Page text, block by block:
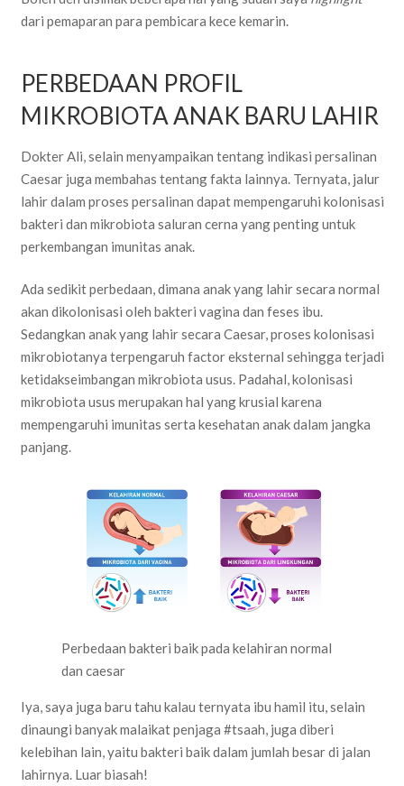
dari pemaparan para pembicara kece kemarin.
PERBEDAAN PROFIL
MIKROBIOTA ANAK BARU LAHIR
Dokter Ali, selain menyampaikan tentang indikasi persalinan
Caesar juga membahas tentang fakta lainnya. Ternyata, jalur
lahir dalam proses persalinan dapat mempengaruhi kolonisasi
bakteri dan mikrobiota saluran cerna yang penting untuk
perkembangan imunitas anak.
Ada sedikit perbedaan, dimana anak yang lahir secara normal
akan dikolonisasi oleh bakteri vagina dan feses ibu.
Sedangkan anak yang lahir secara Caesar, proses kolonisasi
mikrobiotanya terpengaruh factor eksternal sehingga terjadi
ketidakseimbangan mikrobiota usus. Padahal, kolonisasi
mikrobiota usus merupakan hal yang krusial karena
mempengaruhi imunitas serta kesehatan anak dalam jangka
panjang.
Perbedaan bakteri baik pada kelahiran normal
dan caesar
Iya, saya juga baru tahu kalau ternyata ibu hamil itu, selain
dinaungi banyak malaikat penjaga #tsaah, juga diberi
kelebihan lain, yaitu bakteri baik dalam jumlah besar di jalan
lahirnya. Luar biasah!